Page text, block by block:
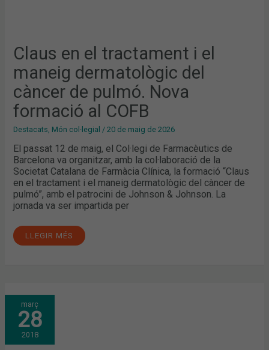
Claus en el tractament i el
maneig dermatològic del
càncer de pulmó. Nova
formació al COFB
Destacats, Món col·legial /20 de maig de 2026
El passat 12 de maig, el Col·legi de Farmacèutics de
Barcelona va organitzar, amb la col·laboració de la
Societat Catalana de Farmàcia Clínica, la formació “Claus
en el tractament i el maneig dermatològic del càncer de
pulmó”, amb el patrocini de Johnson & Johnson. La
jornada va ser impartida per
LLEGIR MÉS
març
28
2018
EL
FARMACÈUTIC
DAVANT
EL
PACIENT
AMB
INSUFICIÈNCIA